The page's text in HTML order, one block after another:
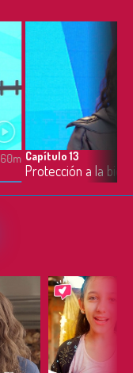
60m Capítulo 13
Protección a la